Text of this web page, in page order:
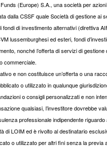
(Europe) S.A., una società per
dalla CSSF quale Società di gestione
di investimento alternativi (direttiva
lussemburghesi ed esteri, fondi
nonché l’offerta di servizi di
commerciale.
e non costituisce un’offerta o una
o utilizzato in qualunque
o consigli personalizzati e non
qualsiasi, l’investitore dovrebbe
professionale indipendente
di LOIM ed è rivolto al destinatario
o utilizzato per altri fini senza la